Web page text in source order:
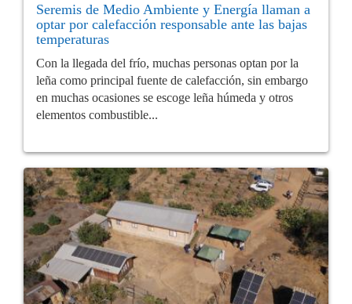
Seremis de Medio Ambiente y Energía llaman a
optar por calefacción responsable ante las bajas
temperaturas
Con la llegada del frío, muchas personas optan por la
leña como principal fuente de calefacción, sin embargo
en muchas ocasiones se escoge leña húmeda y otros
elementos combustible...